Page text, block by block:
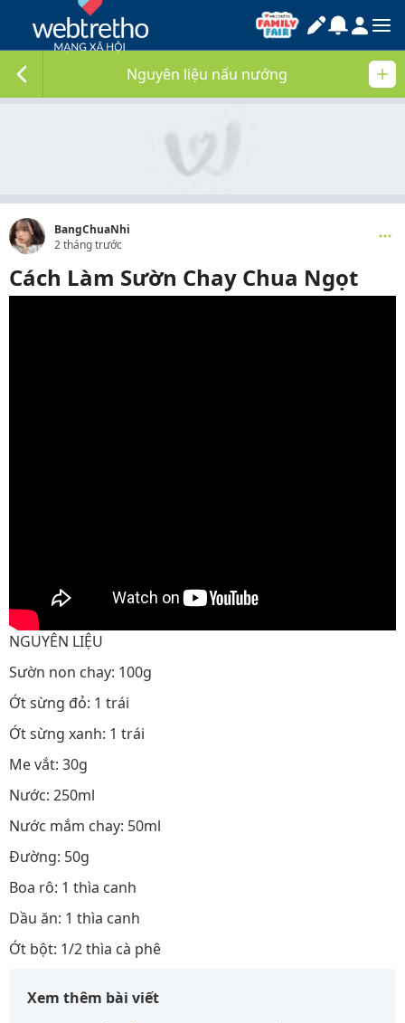
Nguyên liệu nấu nướng
BangChuaNhi
2 tháng trước
Cách Làm Sườn Chay Chua Ngọt
NGUYÊN LIỆU
Sườn non chay: 100g
Ớt sừng đỏ: 1 trái
Ớt sừng xanh: 1 trái
Me vắt: 30g
Nước: 250ml
Nước mắm chay: 50ml
Đường: 50g
Boa rô: 1 thìa canh
Dầu ăn: 1 thìa canh
Ớt bột: 1/2 thìa cà phê
Xem thêm bài viết